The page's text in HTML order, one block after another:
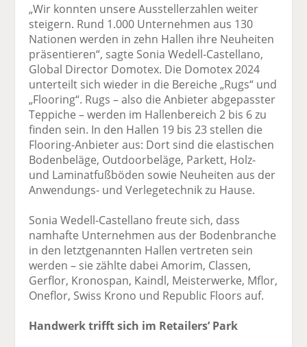
„Wir konnten unsere Ausstellerzahlen weiter
steigern. Rund 1.000 Unternehmen aus 130
Nationen werden in zehn Hallen ihre Neuheiten
präsentieren“, sagte Sonia Wedell-Castellano,
Global Director Domotex. Die Domotex 2024
unterteilt sich wieder in die Bereiche „Rugs“ und
„Flooring“. Rugs – also die Anbieter abgepasster
Teppiche – werden im Hallenbereich 2 bis 6 zu
finden sein. In den Hallen 19 bis 23 stellen die
Flooring-Anbieter aus: Dort sind die elastischen
Bodenbeläge, Outdoorbeläge, Parkett, Holz-
und Laminatfußböden sowie Neuheiten aus der
Anwendungs- und Verlegetechnik zu Hause.
Sonia Wedell-Castellano freute sich, dass
namhafte Unternehmen aus der Bodenbranche
in den letztgenannten Hallen vertreten sein
werden – sie zählte dabei Amorim, Classen,
Gerflor, Kronospan, Kaindl, Meisterwerke, Mflor,
Oneflor, Swiss Krono und Republic Floors auf.
Handwerk trifft sich im Retailers’ Park